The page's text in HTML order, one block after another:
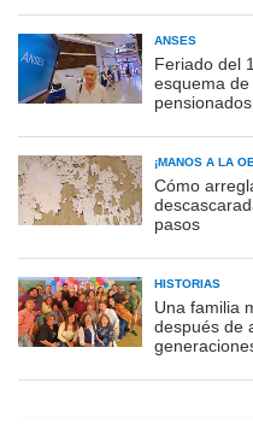
ANSES
Feriado del
esquema
pensionados
¡MANOS A LA
Cómo
pasos
HISTORIAS
Una familia
después de